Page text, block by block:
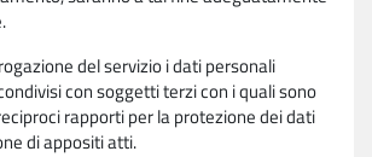
del servizio i dati personali
con soggetti terzi con i quali sono
rapporti per la protezione dei dati
di appositi atti.